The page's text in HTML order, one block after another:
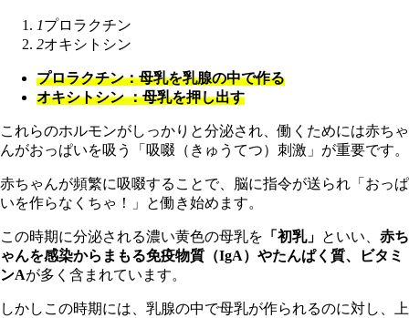
1プロラクチン
2オキシトシン
プロラクチン：母乳を乳腺の中で作る
オキシトシン ：母乳を押し出す
これらのホルモンがしっかりと分泌され、働くためには赤ちゃ
んがおっぱいを吸う「吸啜（きゅうてつ）刺激」が重要です。
赤ちゃんが頻繁に吸啜することで、脳に指令が送られ「おっぱ
いを作らなくちゃ！」と働き始めます。
この時期に分泌される濃い黄色の母乳を 「初乳」 といい、 赤ち
ゃんを感染からまもる免疫物質（IgA）やたんぱく質、ビタミ
ンAが多く含まれています。
しかしこの時期には、乳腺の中で母乳が作られるのに対し、上